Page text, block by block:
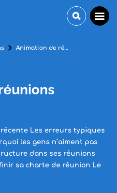
Les erreurs typiques
les gens n’aiment pas
dans ses réunions
sa charte de réunion Le
Animation de réunions efficaces